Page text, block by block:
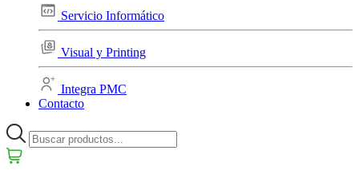
Servicio Informático
Visual y Printing
Integra PMC
Contacto